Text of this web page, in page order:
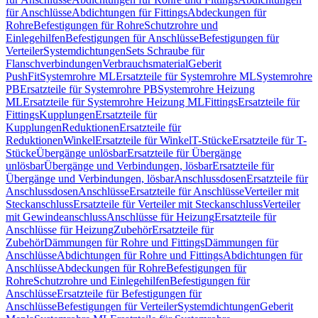
für AnschlüsseAbdichtungen für FittingsAbdeckungen für
RohreBefestigungen für RohreSchutzrohre und
EinlegehilfenBefestigungen für AnschlüsseBefestigungen für
VerteilerSystemdichtungenSets Schraube für
FlanschverbindungenVerbrauchsmaterialGeberit
PushFitSystemrohre MLErsatzteile für Systemrohre MLSystemrohre
PBErsatzteile für Systemrohre PBSystemrohre Heizung
MLErsatzteile für Systemrohre Heizung MLFittingsErsatzteile für
FittingsKupplungenErsatzteile für
KupplungenReduktionenErsatzteile für
ReduktionenWinkelErsatzteile für WinkelT-StückeErsatzteile für T-
StückeÜbergänge unlösbarErsatzteile für Übergänge
unlösbarÜbergänge und Verbindungen, lösbarErsatzteile für
Übergänge und Verbindungen, lösbarAnschlussdosenErsatzteile für
AnschlussdosenAnschlüsseErsatzteile für AnschlüsseVerteiler mit
SteckanschlussErsatzteile für Verteiler mit SteckanschlussVerteiler
mit GewindeanschlussAnschlüsse für HeizungErsatzteile für
Anschlüsse für HeizungZubehörErsatzteile für
ZubehörDämmungen für Rohre und FittingsDämmungen für
AnschlüsseAbdichtungen für Rohre und FittingsAbdichtungen für
AnschlüsseAbdeckungen für RohreBefestigungen für
RohreSchutzrohre und EinlegehilfenBefestigungen für
AnschlüsseErsatzteile für Befestigungen für
AnschlüsseBefestigungen für VerteilerSystemdichtungenGeberit